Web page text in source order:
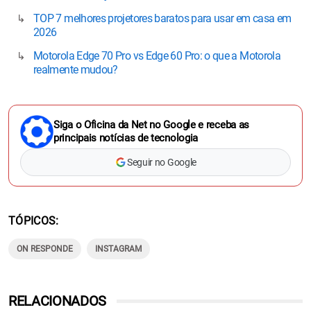
TOP 7 melhores projetores baratos para usar em casa em
2026
Motorola Edge 70 Pro vs Edge 60 Pro: o que a Motorola
realmente mudou?
Siga o Oficina da Net no Google e receba as
principais notícias de tecnologia
Seguir no Google
TÓPICOS
ON RESPONDE INSTAGRAM
RELACIONADOS